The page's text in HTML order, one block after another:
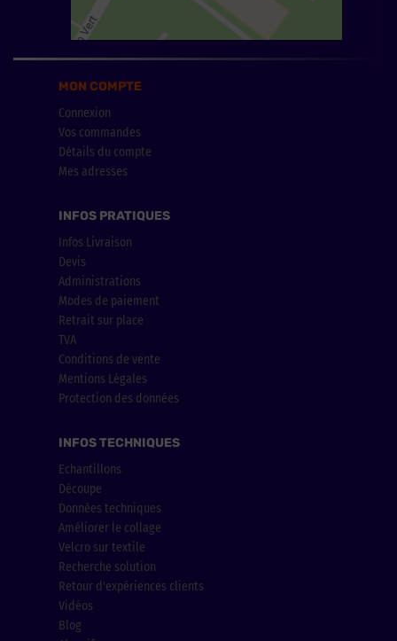
MON COMPTE
Connexion
Vos commandes
Détails du compte
Mes adresses
INFOS PRATIQUES
Infos Livraison
Devis
Administrations
Modes de paiement
Retrait sur place
TVA
Conditions de vente
Mentions Légales
Protection des données
INFOS TECHNIQUES
Echantillons
Découpe
Données techniques
Améliorer le collage
Velcro sur textile
Recherche solution
Retour d'expériences clients
Vidéos
Blog